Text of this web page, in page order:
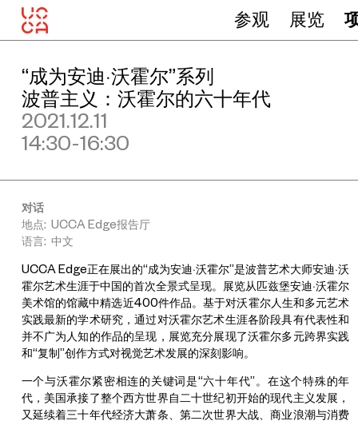
参观 展览
“成为安迪·沃霍尔”系列
波普主义：沃霍尔的六十年代
2021.12.11
14:30-16:30
对话
地点: UCCA Edge报告厅
语言: 中文
UCCA Edge正在展出的“成为安迪·沃霍尔”是波普艺术大师安迪·沃
霍尔艺术生涯于中国的首次全景式呈现。展览从匹兹堡安迪·沃霍尔
美术馆的馆藏中精选近400件作品。基于对沃霍尔人生和多元艺术
实践最新的学术研究，通过对沃霍尔艺术生涯各阶段具有代表性和
并不广为人知的作品的呈现，展览充分展现了沃霍尔多元跨界实践
和“复制”创作方式对视觉艺术发展的深刻影响。
一个与沃霍尔紧密相连的关键词是“六十年代”。在这个特殊的年
代，美国承接了整个西方世界自二十世纪初开始的现代主义发展，
又延续着三十年代经济大萧条、第二次世界大战、商业浪潮与消费